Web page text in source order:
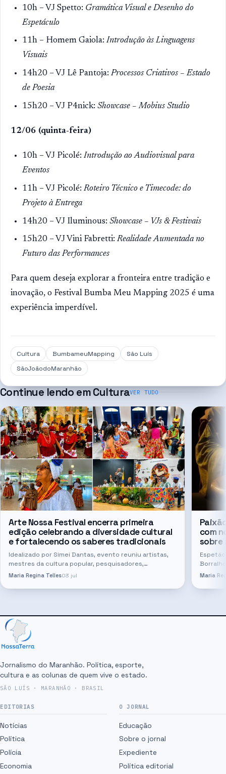
10h – VJ Spetto: Gramática Visual e Desenho do
Espetáculo
11h – Homem Gaiola:Introdução às Linguagens
Visuais
14h20 – VJ Lê Pantoja:Processos Criativos – Estado
de Poesia
15h20 – VJ P4nick:Showcase – Mobius Studio
12/06 (quinta-feira)
10h – VJ Picolé:Introdução ao Audiovisual para
Eventos
11h – VJ Picolé:Roteiro Técnico e Timecode: do
Projeto à Entrega
14h20 – VJ Iluminous:Showcase – VJs & Festivais
15h20 – VJ Vini Fabretti:Realidade Aumentada no
Futuro das Performances
Para quem deseja explorar a fronteira entre tradição e
inovação, o Festival Bumba Meu Mapping 2025 é uma
experiência imperdível.
Cultura BumbameuMapping
São Luís
SãoJoãodoMaranhão
Continue lendo emCulturaVER TUDO
Arte Nossa Festival encerra primeira
edição celebrando a diversidade cultural
e fortalecendo os saberes tradicionais
Idealizado por Simei Dantas, evento reuniu artistas,
mestres da cultura popular, pesquisadores,
estudantes e comunidades tradicionais neste último
Maria Regina Telles03 jul
com
sobre
Maria
Jornalismo do Maranhão. Política, esporte,
cultura e as colunas de quem vive o estado.
SÃO LUÍS · MARANHÃO · BRASIL
EDITORIAS
Notícias
Política
Polícia
Economia
O JORNAL
Educação
Sobre o jornal
Expediente
Política editorial